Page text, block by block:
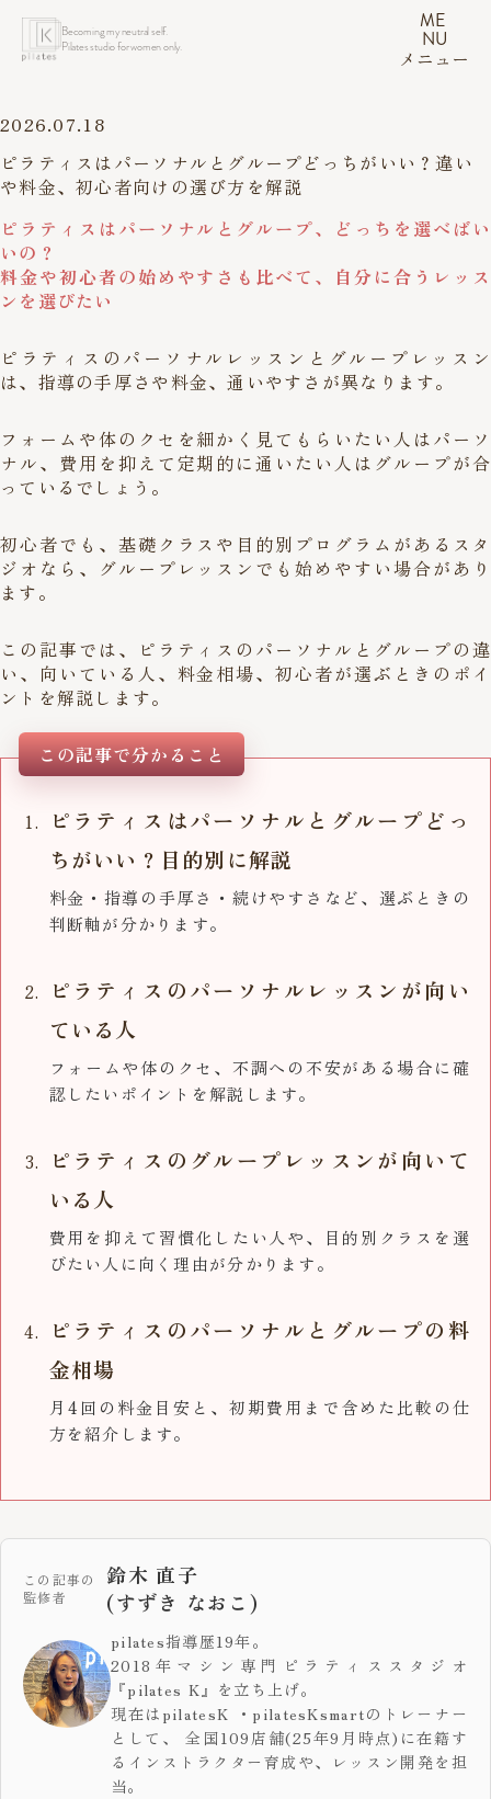
Becoming my neutral self.
Pilates studio for women only.
ME
NU
メニュー
2026.07.18
ピラティスはパーソナルとグループどっちがいい？違い
や料金、初心者向けの選び方を解説
ピラティスはパーソナルとグループ、どっちを選べばい
いの？
料金や初心者の始めやすさも比べて、自分に合うレッス
ンを選びたい
ピラティスのパーソナルレッスンとグループレッスン
は、指導の手厚さや料金、通いやすさが異なります。
フォームや体のクセを細かく見てもらいたい人はパーソ
ナル、費用を抑えて定期的に通いたい人はグループが合
っているでしょう。
初心者でも、基礎クラスや目的別プログラムがあるスタ
ジオなら、グループレッスンでも始めやすい場合があり
ます。
この記事では、ピラティスのパーソナルとグループの違
い、向いている人、料金相場、初心者が選ぶときのポイ
ントを解説します。
この記事で分かること
ピラティスはパーソナルとグループどっ
ちがいい？目的別に解説
料金・指導の手厚さ・続けやすさなど、選ぶときの
判断軸が分かります。
ピラティスのパーソナルレッスンが向い
ている人
フォームや体のクセ、不調への不安がある場合に確
認したいポイントを解説します。
ピラティスのグループレッスンが向いて
いる人
費用を抑えて習慣化したい人や、目的別クラスを選
びたい人に向く理由が分かります。
ピラティスのパーソナルとグループの料
金相場
月4回の料金目安と、初期費用まで含めた比較の仕
方を紹介します。
この記事の
監修者
鈴木 直子
(すずき なおこ)
pilates指導歴19年。
2018年マシン専門ピラティススタジオ
『pilates K』を立ち上げ。
現在はpilatesK ・pilatesKsmartのトレーナー
として、 全国109店舗(25年9月時点)に在籍す
るインストラクター育成や、レッスン開発を担
当。